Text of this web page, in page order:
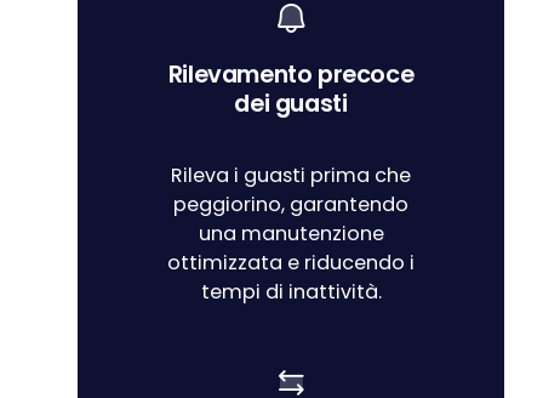
Rilevamento precoce
dei guasti
Rileva i guasti prima che
peggiorino, garantendo
una manutenzione
ottimizzata e riducendo i
tempi di inattività.